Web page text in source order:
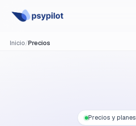
Inicio/Precios
Precios y planes